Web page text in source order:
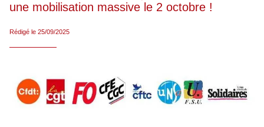
une mobilisation massive le 2 octobre !
Rédigé le 25/09/2025